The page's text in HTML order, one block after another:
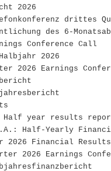
2026
drittes
des 6-
Conference Call
2026
2026 Earnings
Half year results
Half-Yearly
2026 Financial Results
2026 Earnings